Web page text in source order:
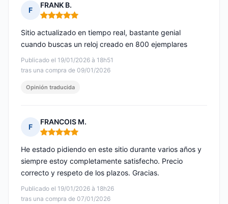
F
FRANK B.
Nota: 5 de 5
Publicado el 19/01/2026 à 18h51
tras una compra de 09/01/2026
Sitio actualizado en tiempo real, bastante genial
cuando buscas un reloj creado en 800 ejemplares
Opinión traducida
F
FRANCOIS M.
Nota: 5 de 5
Publicado el 19/01/2026 à 18h26
tras una compra de 07/01/2026
He estado pidiendo en este sitio durante varios años y
siempre estoy completamente satisfecho. Precio
correcto y respeto de los plazos. Gracias.